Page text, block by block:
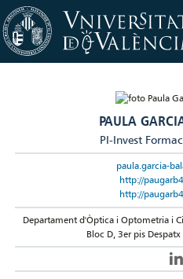
PAULA
PI-Invest
paula.garcia-
http://
http://
Departament d'Òptica i Optometria i
Bloc D, 3er pis